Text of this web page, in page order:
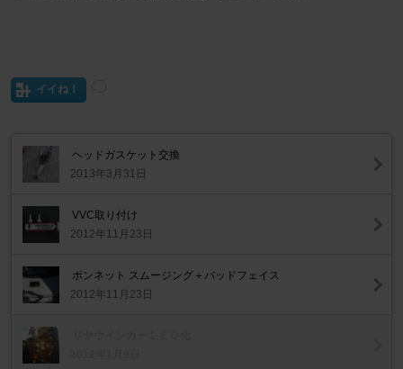
イイね！
ヘッドガスケット交換
2013年3月31日
VVC取り付け
2012年11月23日
ボンネット スムージング＋バッドフェイス
2012年11月23日